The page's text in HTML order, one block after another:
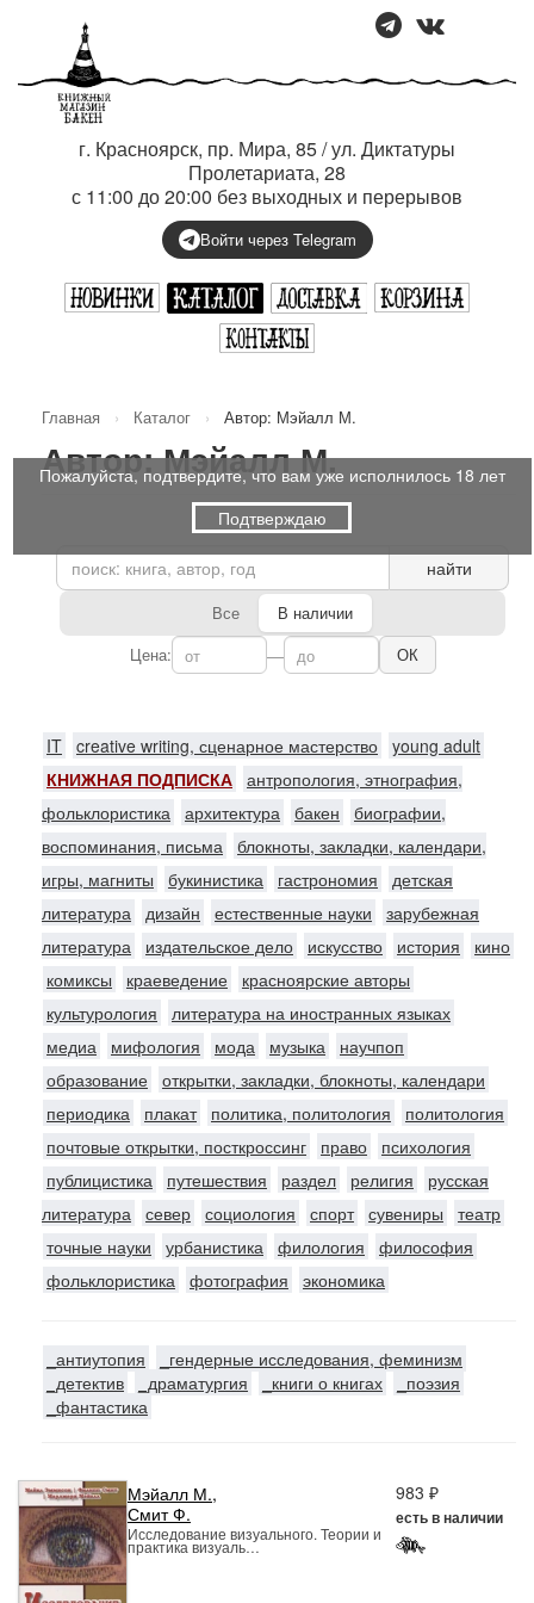
г. Красноярск, пр. Мира, 85 / ул. Диктатуры
Пролетариата, 28
с 11:00 до 20:00 без выходных и перерывов
Войти через Telegram
Главная › Каталог › Автор: Мэйалл М.
Автор: Мэйалл М.
найти
Все
В наличии
Цена:
— ОК
IT creative writing, сценарное мастерство young adult
КНИЖНАЯ ПОДПИСКА антропология, этнография,
фольклористика архитектура бакен
биографии,
воспоминания, письма блокноты, закладки, календари,
игры, магниты
букинистика гастрономия
детская
литература дизайн естественные науки
зарубежная
литература
издательское дело искусство история
кино
комиксы
краеведение
красноярские авторы
культурология
литература на иностранных языках
медиа
мифология мода музыка
научпоп
образование открытки, закладки, блокноты, календари
периодика
плакат политика, политология
политология
почтовые открытки, посткроссинг
право
психология
публицистика
путешествия раздел религия
русская
литература север социология спорт сувениры
театр
точные науки
урбанистика филология
философия
фольклористика фотография экономика
_антиутопия
_гендерные исследования, феминизм
_детектив
_драматургия _книги о книгах
_поэзия
_фантастика
Мэйалл М.,
Смит Ф.
Исследование визуального. Теории и
практика визуаль…
983 ₽
есть в наличии
Пожалуйста, подтвердите, что вам уже исполнилось 18 лет
Подтверждаю